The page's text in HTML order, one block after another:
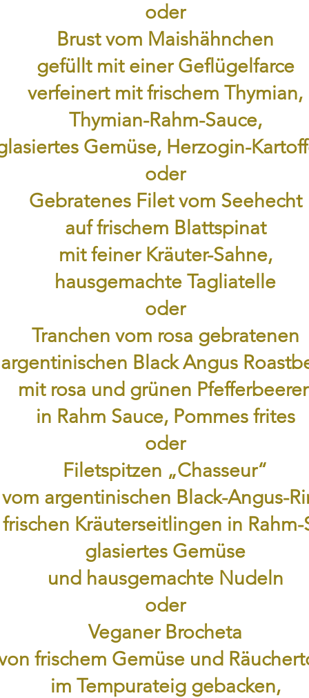
oder
Brust vom Maishähnchen
gefüllt mit einer Geflügelfarce
verfeinert mit frischem Thymian,
Thymian-Rahm-Sauce,
Gemüse, Herzogin-
oder
Gebratenes Filet vom Seehecht
auf frischem Blattspinat
mit feiner Kräuter-Sahne,
hausgemachte Tagliatelle
oder
Tranchen vom rosa gebratenen
argentinischen Black Angus
mit rosa und grünen
in Rahm Sauce, Pommes frites
oder
Filetspitzen „Chasseur“
vom argentinischen Black-Angus-
Kräuterseitlingen in Rahm-
glasiertes Gemüse
und hausgemachte Nudeln
oder
Veganer Brocheta
frischem Gemüse und
im Tempurateig gebacken,